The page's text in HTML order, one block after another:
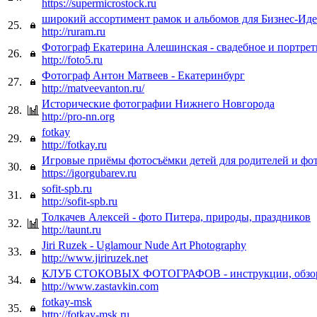
https://supermicrostock.ru
25.
широкий ассортимент рамок и альбомов для Бизнес-
http://ruram.ru
26.
Фотограф Екатерина Алешинская - свадебное и
http://foto5.ru
27.
Фотограф Антон Матвеев - Екатеринбург
http://matveevanton.ru/
28.
Исторические фотографии Нижнего Новгорода
http://pro-nn.org
29.
fotkay
http://fotkay.ru
30.
Игровые приёмы фотосъёмки детей для родителей и
https://igorgubarev.ru
31.
sofit-spb.ru
http://sofit-spb.ru
32.
Толкачев Алексей - фото Питера, природы, праздников
http://taunt.ru
33.
Jiri Ruzek - Uglamour Nude Art Photography
http://www.jiriruzek.net
34.
КЛУБ СТОКОВЫХ ФОТОГРАФОВ - инструкции,
http://www.zastavkin.com
35.
fotkay-msk
http://fotkay-msk.ru